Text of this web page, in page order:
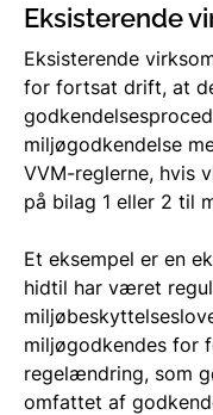
Eksisterende
Eksisterende
for fortsat drift, at
miljøgodkendelse
VVM-reglerne, hvis
på bilag 1 eller 2 til
Et eksempel er en
hidtil har været
miljøgodkendes for
regelændring, som
omfattet af